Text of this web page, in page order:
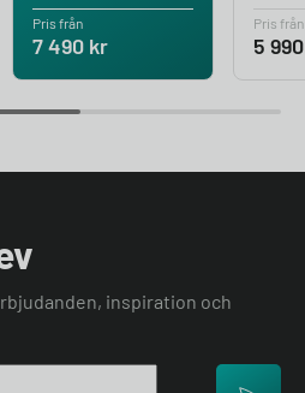
Pris från
7 490 kr
Pris från
5
inspiration och